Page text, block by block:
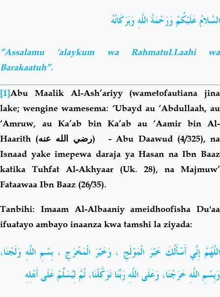
السَّلامُ عَلَيْكُمْ وَرَحْمَةُ اللَّهِ وَبَرَكَاتُهُ
”Assalamu ‘alaykum wa RahmatuLLaahi wa
Barakaatuh”.
[1]Abu Maalik Al-Ash’ariyy (wametofautiana jina
lake; wengine wamesema: ‘Ubayd au ‘Abdullaah, au
‘Amruw, au Ka’ab bin Ka’ab au ‘Aamir bin Al-
Haarith
(رضي الله عنه)
- Abu Daawud (4/325), na
Isnaad yake imepewa daraja ya Hasan na Ibn Baaz
katika Tuhfat Al-Akhyaar (Uk. 28), na Majmuw’
Fataawaa Ibn Baaz (26/35).
Tanbihi: Imaam Al-Albaaniy ameidhoofisha Du'aa
ifuatayo ambayo inaanza kwa tamshi la ziyada:
اللَّهُمَّ إِنِّي أَسْأَلُكَ خَيْرَ الْمَوْلَجِ ، وَخَيْرَ الْمَخْرَجِ ، بِسْمِ اللَّهِ وَلَجْنَا،
وَبِسْمِاللَّهِخَرَجْنَا، وَعَلَىاللَّهِرَبِّنَاتَوَكَّلْنَا، ثُمَّلِيُسَلِّمْعَلَىأَهْلِهِ